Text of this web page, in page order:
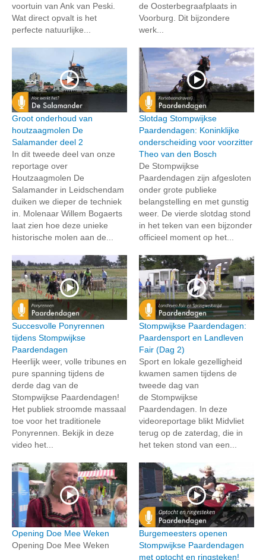
voortuin van Ank van Peski.
Wat direct opvalt is het
perfecte natuurlijke...
de Oosterbegraafplaats in
Voorburg. Dit bijzondere
werk...
Groot onderhoud van
houtzaagmolen De
Salamander deel 2
In dit tweede deel van onze
reportage over
Houtzaagmolen De
Salamander in Leidschendam
duiken we dieper de techniek
in. Molenaar Willem Bogaerts
laat zien hoe deze unieke
historische molen aan de...
Slotdag Stompwijkse
Paardendagen: Koninklijke
onderscheiding voor voorzitter
Theo van den Bosch
De Stompwijkse
Paardendagen zijn afgesloten
onder grote publieke
belangstelling en met gunstig
weer. De vierde slotdag stond
in het teken van een bijzonder
officieel moment op het...
Succesvolle Ponyrennen
tijdens Stompwijkse
Paardendagen
Heerlijk weer, volle tribunes en
pure spanning tijdens de
derde dag van de
Stompwijkse Paardendagen!
Het publiek stroomde massaal
toe voor het traditionele
Ponyrennen. Bekijk in deze
video het...
Stompwijkse Paardendagen:
Paardensport en Landleven
Fair (Dag 2)
Sport en lokale gezelligheid
kwamen samen tijdens de
tweede dag van
de Stompwijkse
Paardendagen. In deze
videoreportage blikt Midvliet
terug op de zaterdag, die in
het teken stond van een...
Opening Doe Mee Weken
Opening Doe Mee Weken
Burgemeesters openen
Stompwijkse Paardendagen
met optocht en ringsteken!